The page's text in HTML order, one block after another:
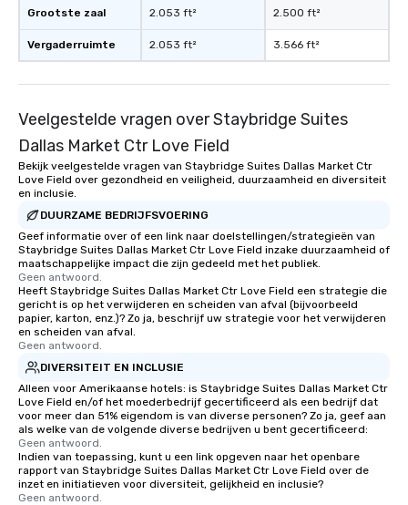
Grootste zaal
Vergaderruimte
2.053 ft²
2.053 ft²
2.500 ft²
3.566 ft²
Veelgestelde vragen over Staybridge Suites
Dallas Market Ctr Love Field
Bekijk veelgestelde vragen van Staybridge Suites Dallas Market Ctr
Love Field over gezondheid en veiligheid, duurzaamheid en diversiteit
en inclusie.
DUURZAME BEDRIJFSVOERING
Geef informatie over of een link naar doelstellingen/strategieën van
Staybridge Suites Dallas Market Ctr Love Field inzake duurzaamheid of
maatschappelijke impact die zijn gedeeld met het publiek.
Geen antwoord.
Heeft Staybridge Suites Dallas Market Ctr Love Field een strategie die
gericht is op het verwijderen en scheiden van afval (bijvoorbeeld
papier, karton, enz.)? Zo ja, beschrijf uw strategie voor het verwijderen
en scheiden van afval.
Geen antwoord.
DIVERSITEIT EN INCLUSIE
Alleen voor Amerikaanse hotels: is Staybridge Suites Dallas Market Ctr
Love Field en/of het moederbedrijf gecertificeerd als een bedrijf dat
voor meer dan 51% eigendom is van diverse personen? Zo ja, geef aan
als welke van de volgende diverse bedrijven u bent gecertificeerd:
Geen antwoord.
Indien van toepassing, kunt u een link opgeven naar het openbare
rapport van Staybridge Suites Dallas Market Ctr Love Field over de
inzet en initiatieven voor diversiteit, gelijkheid en inclusie?
Geen antwoord.